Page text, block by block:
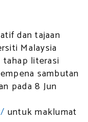
dan tajaan
Malaysia
tahap literasi
sambutan
pada 8 Jun
untuk maklumat